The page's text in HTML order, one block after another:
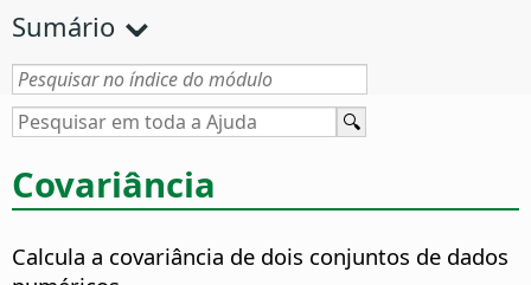
Sumário
Covariância
Calcula a covariância de dois conjuntos de dados